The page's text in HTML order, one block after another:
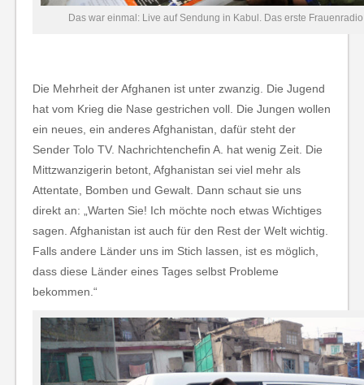
Das war einmal: Live auf Sendung in Kabul. Das erste
Die Mehrheit der Afghanen ist unter zwanzig. Die Jugend
hat vom Krieg die Nase gestrichen voll. Die Jungen wollen
ein neues, ein anderes Afghanistan, dafür steht der
Sender Tolo TV. Nachrichtenchefin A. hat wenig Zeit. Die
Mittzwanzigerin betont, Afghanistan sei viel mehr als
Attentate, Bomben und Gewalt. Dann schaut sie uns
direkt an: „Warten Sie! Ich möchte noch etwas Wichtiges
sagen. Afghanistan ist auch für den Rest der Welt wichtig.
Falls andere Länder uns im Stich lassen, ist es möglich,
dass diese Länder eines Tages selbst Probleme
bekommen.“